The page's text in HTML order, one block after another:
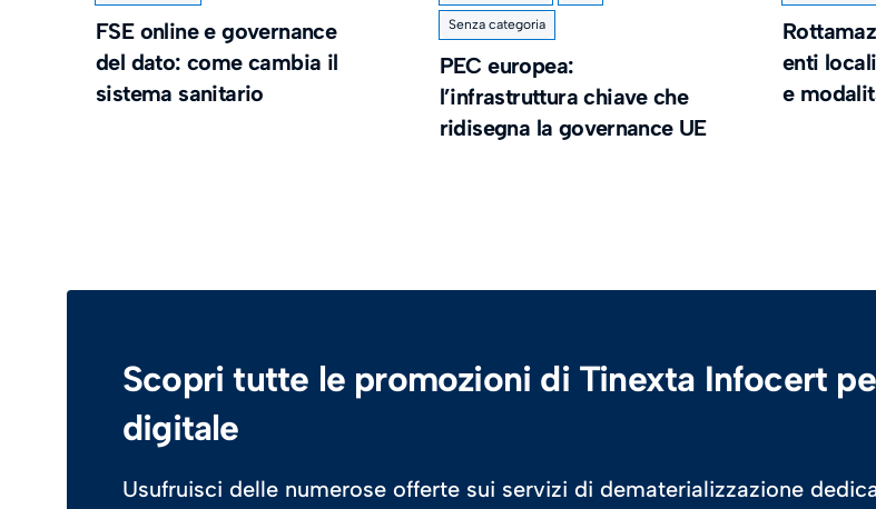
FSE online e governance
del dato: come cambia il
sistema sanitario
Senza categoria
PEC europea:
l’infrastruttura chiave che
ridisegna la governance UE
enti
e
Scopri tutte le promozioni di Tinexta Infocert
digitale
Usufruisci delle numerose offerte sui servizi di dematerializzazione